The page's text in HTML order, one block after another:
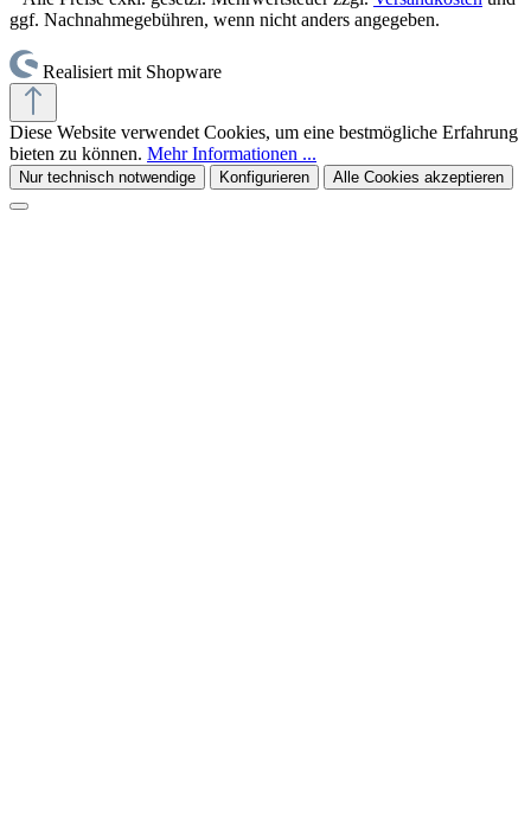
ggf. Nachnahmegebühren, wenn nicht anders angegeben.
Realisiert mit Shopware
Diese Website verwendet Cookies, um eine bestmögliche Erfahrung
bieten zu können. Mehr Informationen ...
Nur technisch notwendige Konfigurieren Alle Cookies akzeptieren